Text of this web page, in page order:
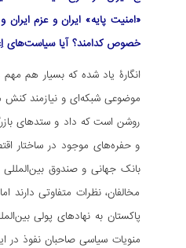
«امنیت پایه» ایران و عزم
خصوص کدامند؟ آیا سیاست‌های
انگارۀ یاد شده که بسیار هم
موضوعی شبکه‌ای و نیازمند کنش
روشن است که داد و ستدهای
و حفره‌های موجود در ساختار
بانک جهانی و صندوق بین‌المللی
مخالفان، نظرات متفاوتی
پاکستان به نهادهای پولی
منویات سیاسی صاحبان نفوذ در